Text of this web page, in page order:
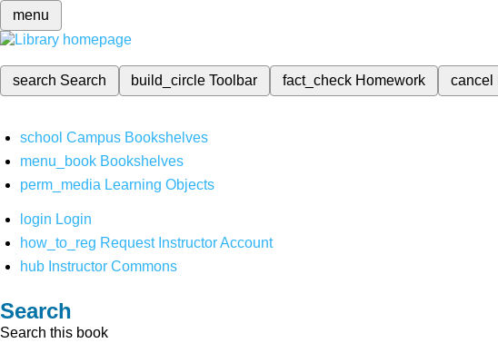
menu
search Search build_circleToolbar fact_check Homework cancel
school Campus Bookshelves
menu_book Bookshelves
perm_media Learning Objects
login Login
how_to_reg Request Instructor Account
hub Instructor Commons
Search
Search this book